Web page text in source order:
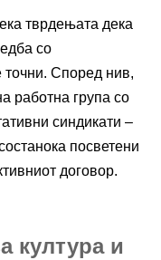
тврдењата дека
со
точни. Според нив,
работна група со
синдикати –
посветени
договор.
култура и